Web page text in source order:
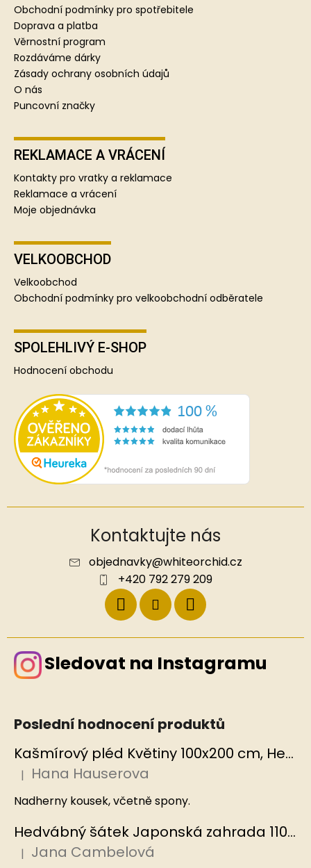
Obchodní podmínky pro spotřebitele
Doprava a platba
Věrnostní program
Rozdáváme dárky
Zásady ochrany osobních údajů
O nás
Puncovní značky
REKLAMACE A VRÁCENÍ
Kontakty pro vratky a reklamace
Reklamace a vrácení
Moje objednávka
VELKOOBCHOD
Velkoobchod
Obchodní podmínky pro velkoobchodní odběratele
SPOLEHLIVÝ E-SHOP
Hodnocení obchodu
Kontaktujte nás
objednavky@whiteorchid.cz
+420 792 279 209
Sledovat na Instagramu
Poslední hodnocení produktů
Kašmírový pléd Květiny 100x200 cm, Hedvábný svět
Hodnocení produktu je 5 z 5 hvězdiček.
| Hana Hauserova
Nadherny kousek, včetně spony.
Hedvábný šátek Japonská zahrada 110x110 cm v dárkovém balení, HEDVÁBNÝ SVĚT
Hodnocení produktu je 5 z 5 hvězdiček.
| Jana Cambelová